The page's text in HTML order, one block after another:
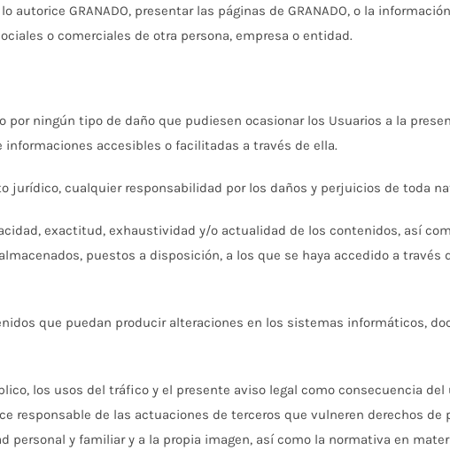
autorice GRANADO, presentar las páginas de GRANADO, o la
o comerciales de otra persona, empresa o entidad.
por ningún tipo de daño que pudiesen ocasionar los Usuarios a la
accesibles o facilitadas a través de ella.
jurídico, cualquier responsabilidad por los daños y perjuicios de toda
exactitud, exhaustividad y/o actualidad de los contenidos, así
puestos a disposición, a los que se haya accedido a través
que puedan producir alteraciones en los sistemas informáticos,
los usos del tráfico y el presente aviso legal como consecuencia
responsable de las actuaciones de terceros que vulneren derechos
personal y familiar y a la propia imagen, así como la normativa en